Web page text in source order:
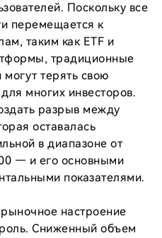
Поскольку все
перемещается к
таким как ETF и
традиционные
терять свою
многих инвесторов.
разрыв между
оставалась
в диапазоне от
— и его основными
показателями.
настроение
Сниженный объем